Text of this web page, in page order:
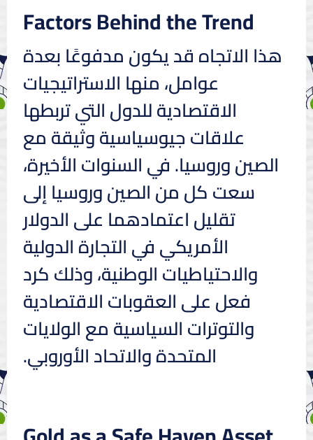
Factors Behind the Trend
هذا الاتجاه قد يكون مدفوعًا بعدة
عوامل، منها الاستراتيجيات
الاقتصادية للدول التي تربطها
علاقات جيوسياسية وثيقة مع
الصين وروسيا. في السنوات الأخيرة،
سعت كل من الصين وروسيا إلى
تقليل اعتمادهما على الدولار
الأمريكي في التجارة الدولية
والاحتياطيات الوطنية، وذلك كرد
فعل على العقوبات الاقتصادية
والتوترات السياسية مع الولايات
المتحدة والاتحاد الأوروبي.